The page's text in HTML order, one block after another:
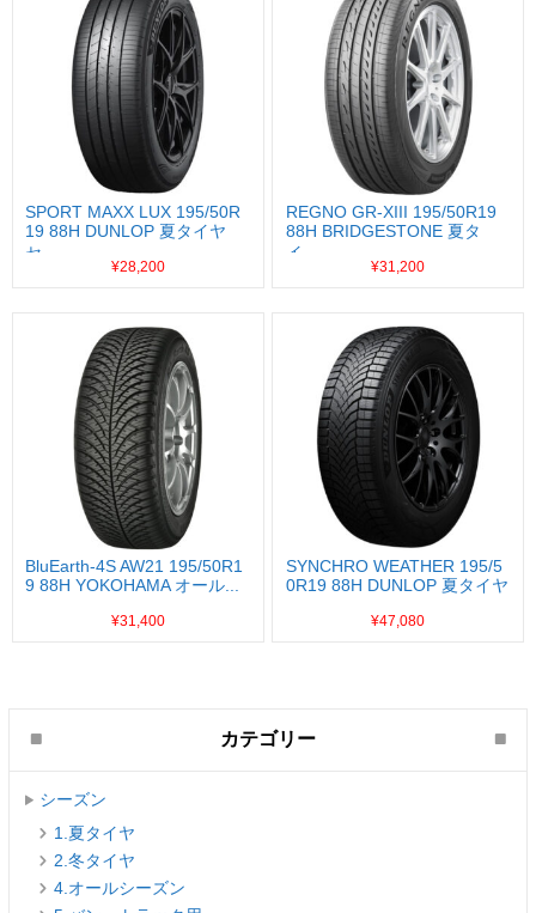
SPORT MAXX LUX 195/50R
19 88H DUNLOP 夏タイヤ
セ...
¥28,200
REGNO GR-XIII 195/50R19
88H BRIDGESTONE 夏タ
イ...
¥31,200
BluEarth-4S AW21 195/50R1
9 88H YOKOHAMA オール...
¥31,400
SYNCHRO WEATHER 195/5
0R19 88H DUNLOP 夏タイヤ
¥47,080
カテゴリー
シーズン
1.夏タイヤ
2.冬タイヤ
4.オールシーズン